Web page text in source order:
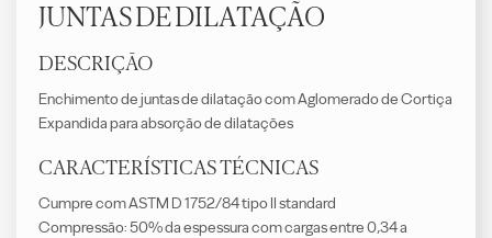
JUNTAS DE DILATAÇÃO
DESCRIÇÃO
Enchimento de juntas de dilatação com Aglomerado de Cortiça
Expandida para absorção de dilatações
CARACTERÍSTICAS TÉCNICAS
Cumpre com ASTM D 1752/84 tipo II standard
Compressão: 50% da espessura com cargas entre 0,34 a